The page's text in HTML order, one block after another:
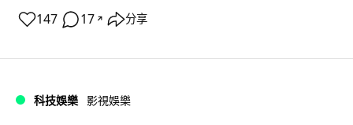
147 17 ↗ 分享
科技娛樂 影視娛樂